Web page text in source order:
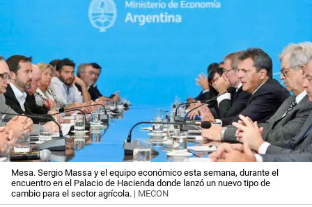
Mesa. Sergio Massa y el equipo económico esta semana, durante el
encuentro en el Palacio de Hacienda donde lanzó un nuevo tipo de
cambio para el sector agrícola. | MECON